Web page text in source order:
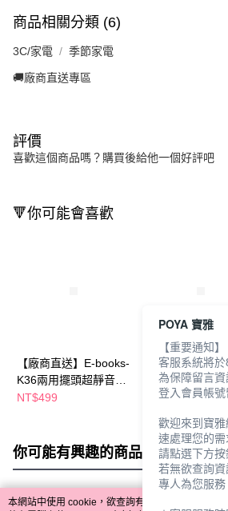
商品相關分類 (6)
3C/家電 季節家電
🚚廠商直送專區
評價
喜歡這個商品嗎？購買後給他一個好評吧
🔻你可能會喜歡
【廠商直送】E-books-
K36兩用擺頭超靜音風
扇-兩色任選
NT$499
【廠商直送】
AF4渦流式直立
環風扇
NT$1,790
你可能有興趣的商品 全站排行
本網站中使用 cookie，欲查詢有關本網站使用
POYA 寶雅
【重要通知】
客服系統將於
為保障留言
登入會員帳號
歡迎來到寶
速處理您的需
請點選下方
若無欲查詢
專人為您服務